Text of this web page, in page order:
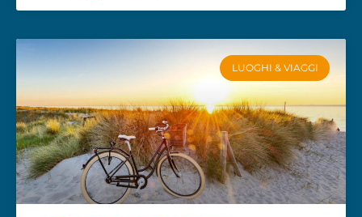
LUOGHI & VIAGGI